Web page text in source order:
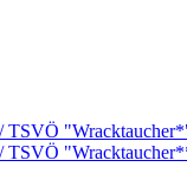
TSVÖ
TSVÖ